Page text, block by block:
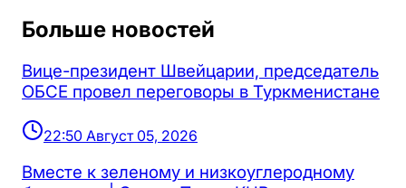
Больше новостей
Вице-президент Швейцарии, председатель
ОБСЕ провел переговоры в Туркменистане
22:50 Август 05, 2026
Вместе к зеленому и низкоуглеродному